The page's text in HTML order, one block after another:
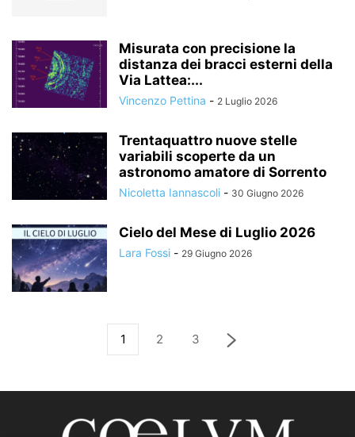
Misurata con precisione la
distanza dei bracci esterni della
Via Lattea:...
Vincenzo Pettina - 2 Luglio 2026
Trentaquattro nuove stelle
variabili scoperte da un
astronomo amatore di Sorrento
Nicoletta Iannascoli - 30 Giugno 2026
Cielo del Mese di Luglio 2026
Lara Fossi - 29 Giugno 2026
1 2 3